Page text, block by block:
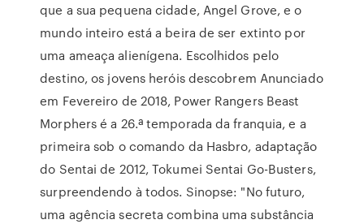
que a sua pequena cidade, Angel Grove, e o
mundo inteiro está a beira de ser extinto por
uma ameaça alienígena. Escolhidos pelo
destino, os jovens heróis descobrem Anunciado
em Fevereiro de 2018, Power Rangers Beast
Morphers é a 26.ª temporada da franquia, e a
primeira sob o comando da Hasbro, adaptação
do Sentai de 2012, Tokumei Sentai Go-Busters,
surpreendendo à todos. Sinopse: "No futuro,
uma agência secreta combina uma substância